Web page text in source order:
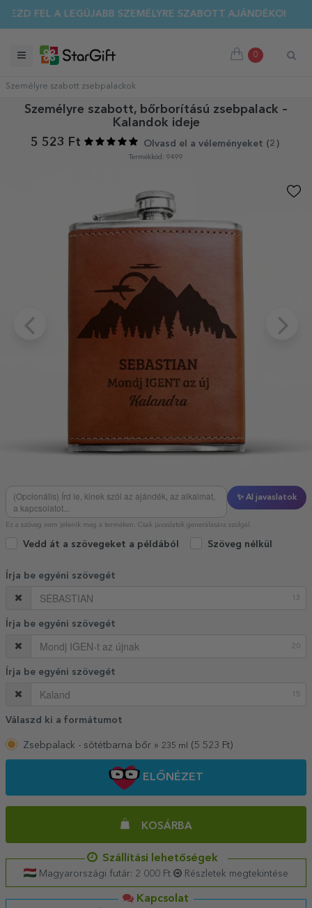
FEL A LEGÚJABB SZEMÉLYRE SZABOTT AJÁNDÉKOKAT!
0
Személyre szabott zsebpalackok
Személyre szabott, bőrborítású zsebpalack –
Kalandok ideje
5 523 Ft
Olvasd el a véleményeket (2 )
Termékkód: 9499
✨ AI javaslatok
Ez a szöveg nem jelenik meg a terméken. Csak javaslatok generálására szolgál.
Vedd át a szövegeket a példából Szöveg nélkül
Írja be egyéni szövegét
13
Írja be egyéni szövegét
20
Írja be egyéni szövegét
15
Válaszd ki a formátumot
Zsebpalack - sötétbarna bőr » 235 ml (5 523 Ft)
ELŐNÉZET
KOSÁRBA
Szállítási lehetőségek
Magyarországi futár: 2 000 Ft Részletek megtekintése
Kapcsolat